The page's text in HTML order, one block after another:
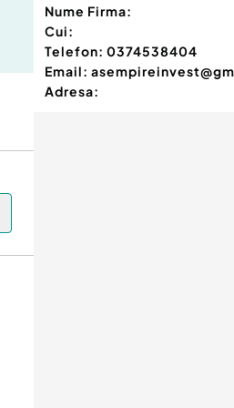
Nume Firma:
Cui:
Telefon: 0374538404
Email:
Adresa: